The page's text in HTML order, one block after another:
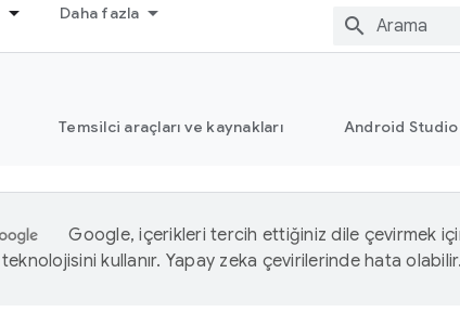
Daha fazla
Temsilci araçları ve kaynakları Android
Google, içerikleri tercih ettiğiniz dile çevirmek
kullanır. Yapay zeka çevirilerinde hata olabilir.